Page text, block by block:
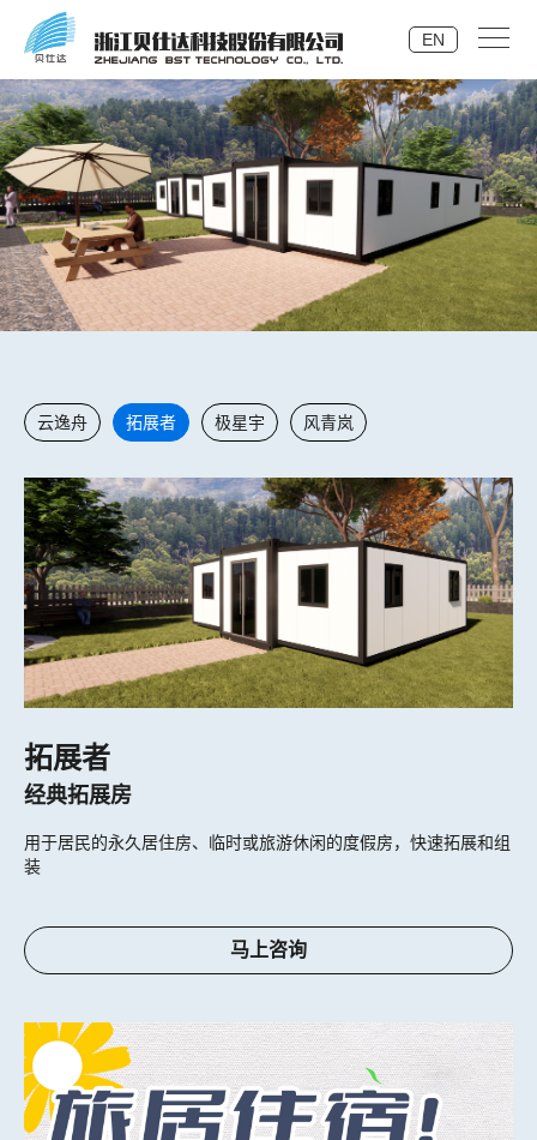
EN
云逸舟 拓展者 极星宇 风青岚
拓展者
经典拓展房
用于居民的永久居住房、临时或旅游休闲的度假房，快速拓展和组
装
马上咨询